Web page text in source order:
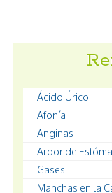
Ácido Úrico
Afonía
Anginas
Ardor de
Gases
Manchas en la